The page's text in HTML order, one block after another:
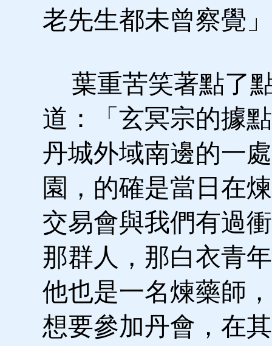
老先生都未曾察覺」
葉重苦笑著點了
道：「玄冥宗的據
丹城外域南邊的一
園，的確是當日在
交易會與我們有過
那群人，那白衣青
他也是一名煉藥師
想要參加丹會，在